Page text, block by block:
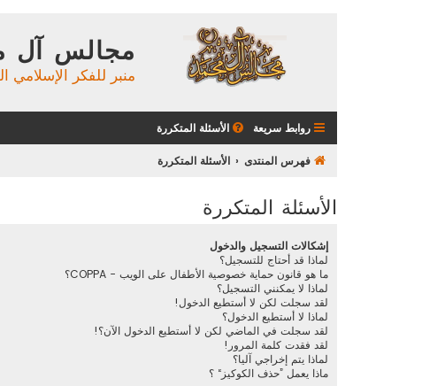
مجالس آل
منبر للفكر الإسلامي
روابط سريعة الأسئلة المتكررة
فهرس المنتدى الأسئلة المتكررة
الأسئلة المتكررة
إشكالات التسجيل والدخول
لماذا قد أحتاج للتسجيل؟
ما هو قانون حماية خصوصية الأطفال على الويب - COPPA؟
لماذا لا يمكنني التسجيل؟
لقد سجلت لكن لا أستطيع الدخول!
لماذا لا أستطيع الدخول؟
لقد سجلت في الماضي لكن لا أستطيع الدخول الآن؟!
لقد فقدت كلمة المرور!
لماذا يتم إخراجي آليا؟
ماذا يعمل ”حذف الكوكيز“ ؟